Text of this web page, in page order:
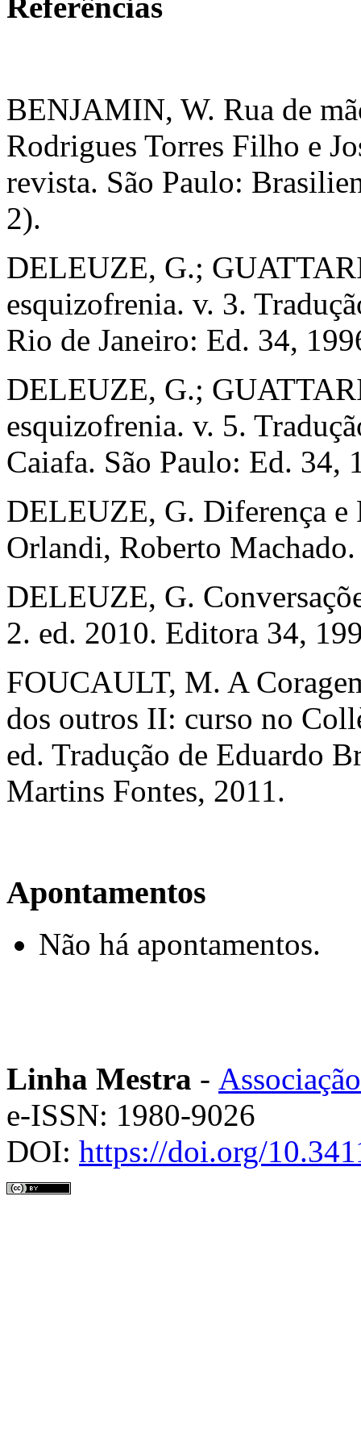
BENJAMIN, W. Rua de
Rodrigues Torres Filho e
revista. São Paulo:
2).
DELEUZE, G.;
esquizofrenia. v. 3.
Rio de Janeiro: Ed. 34,
DELEUZE, G.;
esquizofrenia. v. 5.
Caiafa. São Paulo: Ed. 34,
DELEUZE, G. Diferença e
Orlandi, Roberto
DELEUZE, G.
2. ed. 2010. Editora 34,
FOUCAULT, M. A
dos outros II: curso no
ed. Tradução de Eduardo
Martins Fontes, 2011.
Apontamentos
Não há apontamentos.
Linha Mestra -
e-ISSN: 1980-9026
DOI: https://doi.org/